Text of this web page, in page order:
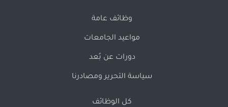
وظائف عامة
مواعيد الجامعات
دورات عن بُعد
سياسة التحرير ومصادرنا
كل الوظائف